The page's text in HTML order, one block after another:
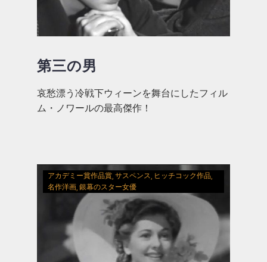
第三の男
哀愁漂う冷戦下ウィーンを舞台にしたフィル
ム・ノワールの最高傑作！
アカデミー賞作品賞 サスペンス ヒッチコック作品
名作洋画 銀幕のスター女優